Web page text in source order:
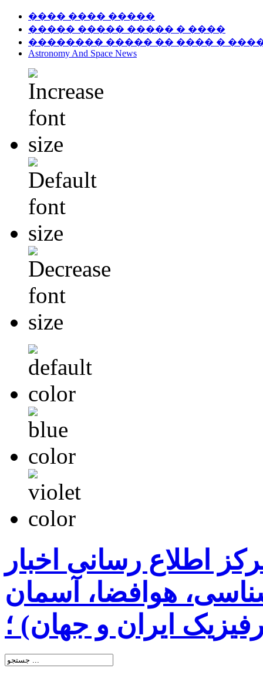
���� ���� �����
����� ����� ����� � ����
�������� ����� �� ���� �
Astronomy And Space News
اطلاع رسانی اخبار
هوافضا، آسمان
ایران و جهان) ؛